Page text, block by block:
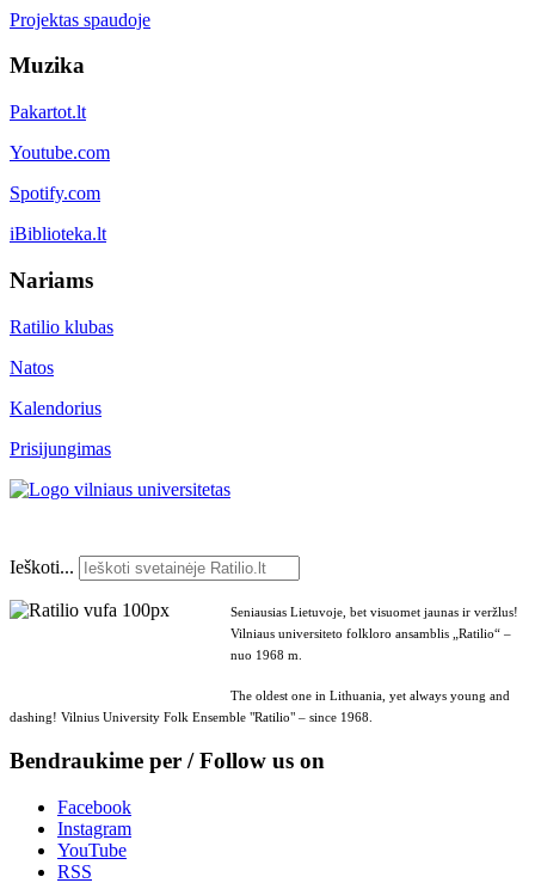
Projektas spaudoje
Muzika
Pakartot.lt
Youtube.com
Spotify.com
iBiblioteka.lt
Nariams
Ratilio klubas
Natos
Kalendorius
Prisijungimas
Ieškoti...
Seniausias Lietuvoje, bet visuomet jaunas ir veržlus!
Vilniaus universiteto folkloro ansamblis „Ratilio“ –
nuo 1968 m.
The oldest one in Lithuania, yet always young and
dashing! Vilnius University Folk Ensemble "Ratilio" – since 1968.
Bendraukime per / Follow us on
Facebook
Instagram
YouTube
RSS